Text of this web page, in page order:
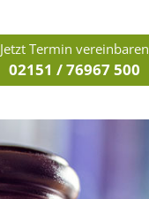
Jetzt Termin vereinbaren
02151 / 76967 500